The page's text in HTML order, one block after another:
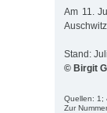
Am 11.
Stand:
© Birgit
Quellen: 1;
Zur